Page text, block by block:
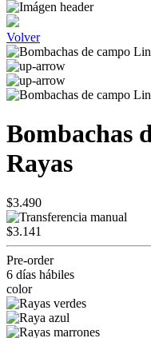
Volver
Bombachas
Rayas
$3.490
$3.141
Pre-order
6 días hábiles
color